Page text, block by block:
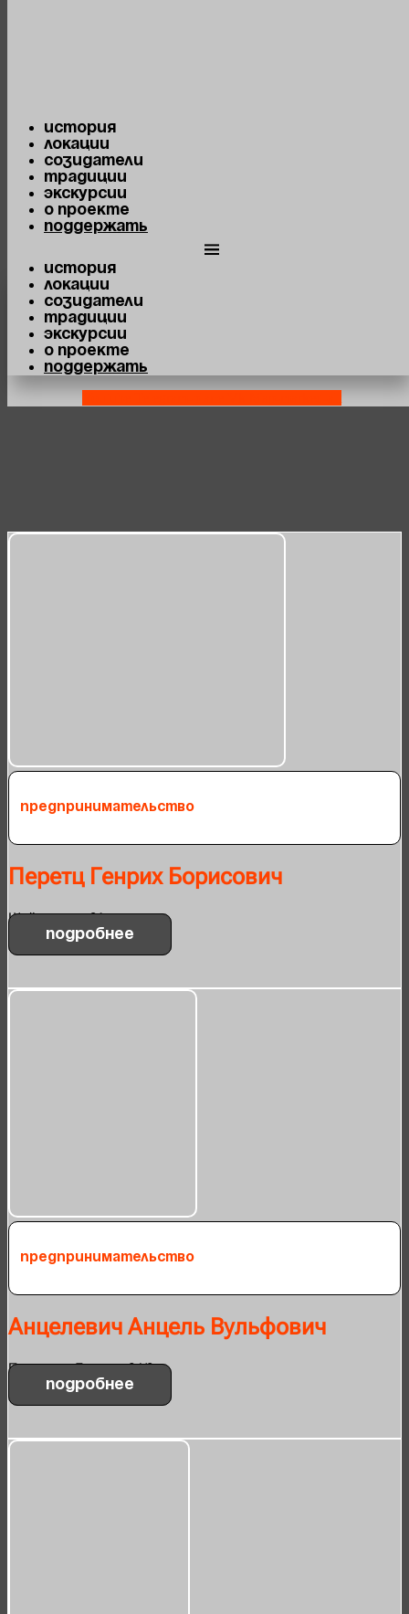
История
Локации
Созидатели
Традиции
Экскурсии
О проекте
Поддержать
История
Локации
Созидатели
Традиции
Экскурсии
О проекте
Поддержать
Сбросить фильтр
Созидатели
Они внесли вклад в развитие
уральской столицы
Предпринимательство
Перетц Генрих Борисович
Шейнкмана, 31
Подробнее
Предпринимательство
Анцелевич Анцель Вульфович
Проспект Ленина, 24/8
Подробнее